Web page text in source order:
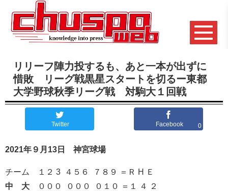
リリーフ陣力投するも、あと一本が出ずに
惜敗 リーグ戦黒星スタートを切るー東都
大学野球秋季リーグ戦 対駒大１回戦
Twitter Facebook 0
2021年９月13日 神宮球場
チーム １２ 3 ４５６ ７８９ ＝Ｒ H Ｅ
中 大
０００ ０００ ０１０ ＝１ ４ ２